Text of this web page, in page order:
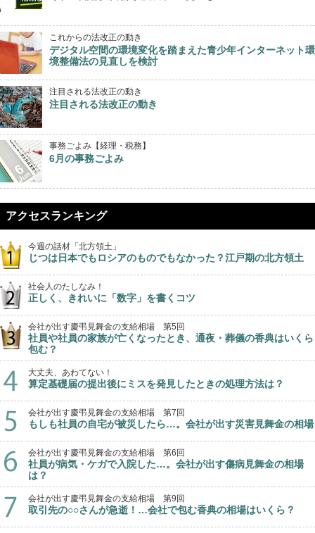
これからの法改正の動き
デジタル空間の環境変化を踏まえた青少年インターネット環
境整備法の見直しを検討
注目される法改正の動き
注目される法改正の動き
事務ごよみ【経理・税務】
6月の事務ごよみ
アクセスランキング
今週の話材「北方領土」
じつは日本でもロシアのものでもなかった？江戸期の北方領土
社会人のたしなみ！
正しく、きれいに「数字」を書くコツ
会社が出す慶弔見舞金の支給相場 第5回
社員や社員の家族が亡くなったとき、通夜・葬儀の香典はいくら
包む？
大丈夫、あわてない！
算定基礎届の提出後にミスを発見したときの処理方法は？
会社が出す慶弔見舞金の支給相場 第7回
もしも社員の自宅が被災したら…。会社が出す災害見舞金の相場
会社が出す慶弔見舞金の支給相場 第6回
社員が病気・ケガで入院した…。会社が出す傷病見舞金の相場
は？
会社が出す慶弔見舞金の支給相場 第9回
取引先の○○さんが急逝！…会社で包む香典の相場はいくら？